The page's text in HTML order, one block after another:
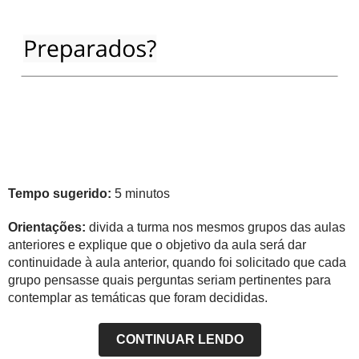
Tempo sugerido: 5 minutos
Orientações: divida a turma nos mesmos grupos das aulas
anteriores e explique que o objetivo da aula será dar
continuidade à aula anterior, quando foi solicitado que cada
grupo pensasse quais perguntas seriam pertinentes para
contemplar as temáticas que foram decididas.
CONTINUAR LENDO